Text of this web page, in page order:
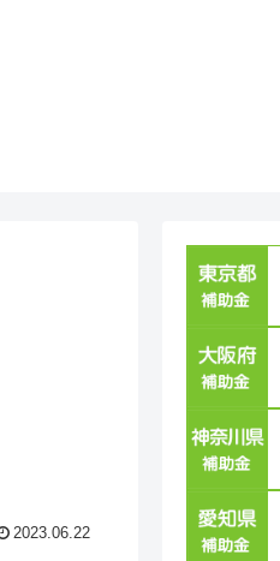
2023.06.22